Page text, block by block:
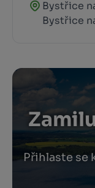
Bystřice
Bystřice
Přihlaste se